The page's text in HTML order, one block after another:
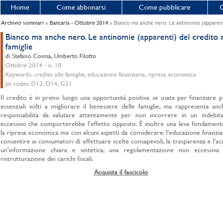
Home Come abbonarsi Come pubblicare
Archivio sommari » Bancaria - Ottobre 2014» Bianco ma anche nero. Le antinomie
Bianco ma anche nero. Le antinomie (apparenti) del credito
famiglie
di Stefano Cosma, Umberto Filotto
Ottobre 2014 - n. 10
Keywords: credito alle famiglie, educazione finanziaria, ripresa economica
Jel codes: D12, D14, G21
Il credito è in primo luogo una opportunità positiva se usata per finanziare
essenziali volti a migliorare il benessere delle famiglie, ma rappresenta
responsabilità da valutare attentamente per non incorrere in un
eccessivo che comporterebbe l’effetto opposto. È inoltre una leva
la ripresa economica ma con alcuni aspetti da considerare: l’educazione
consentire ai consumatori di effettuare scelte consapevoli, la trasparenza e
un’informazione chiara e sintetica, una regolamentazione non
ristrutturazione dei carichi fiscali.
Acquista il fascicolo